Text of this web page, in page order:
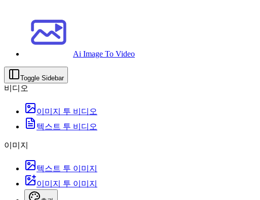
Ai Image To Video
Toggle Sidebar
비디오
이미지 투 비디오
텍스트 투 비디오
이미지
텍스트 투 이미지
이미지 투 이미지